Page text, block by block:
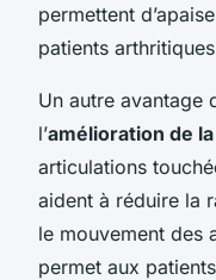
permettent
patients
Un autre avantage
l’amélioration de
articulations
aident à réduire la
le mouvement des
permet aux